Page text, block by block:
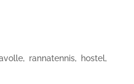
rannatennis, hostel,